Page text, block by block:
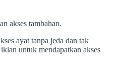
akses tambahan.
ayat tanpa jeda dan tak
untuk mendapatkan akses